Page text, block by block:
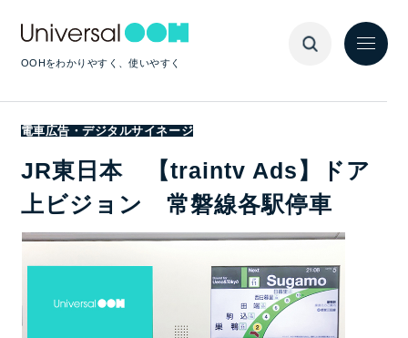
OOHをわかりやすく、使いやすく
電車広告・デジタルサイネージ
JR東日本 【traintv Ads】ドア
上ビジョン 常磐線各駅停車